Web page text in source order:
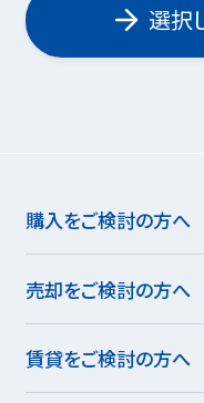
選択
購入をご検討の方へ
売却をご検討の方へ
賃貸をご検討の方へ